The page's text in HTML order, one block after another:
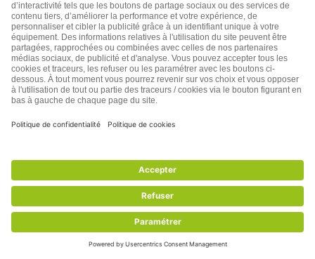
de diminuer la consommation de sel constitue
une des disputes les plus anciennes, les plus
agressives, et les plus surréalistes de toute la
médecine…
Les données en faveur d’une réduction
généralisée de la consommation de sel n’ont
démontré qu’un tel programme n’aurait pas des
effets négatifs imprévus… Après des décennies
de recherche intensive, les bienfaits apparents
d’éviter le sel n’ont fait que diminuer. Cela
suggère soit que les vrais bienfaits étaient